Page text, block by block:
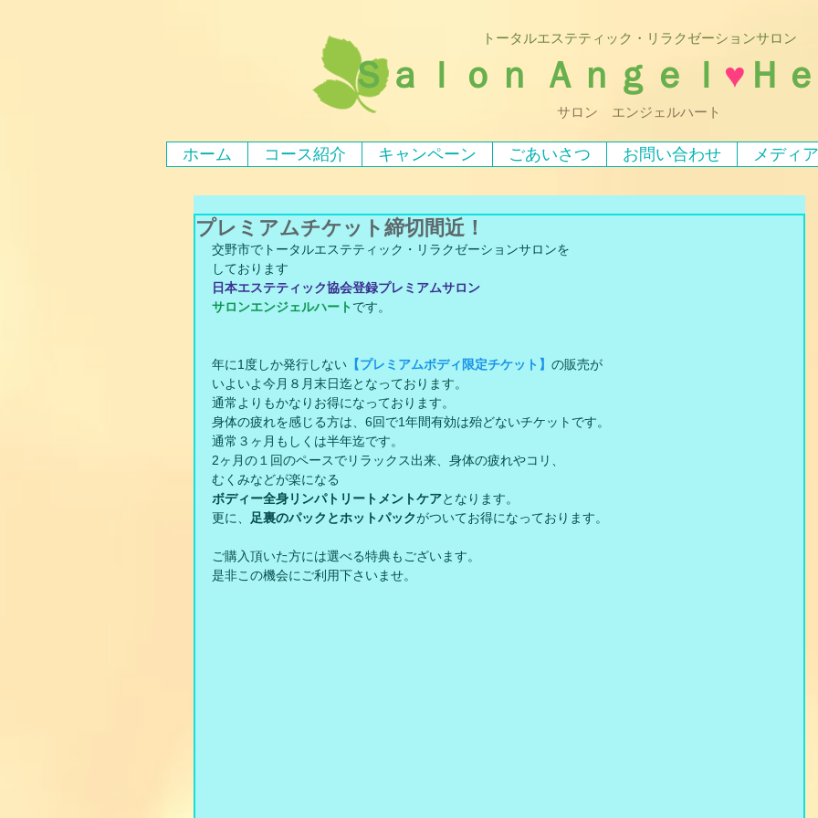
トータルエステティック・リラクゼーションサロン
Ｓａｌｏｎ Ａｎｇｅｌ ♥ Ｈ
サロン エンジェルハート
ホーム コース紹介 キャンペーン ごあいさつ お問い合わせ メディ
プレミアムチケット締切間近！
交野市でトータルエステティック・リラクゼーションサロンを
しております
日本エステティック協会登録プレミアムサロン
サロンエンジェルハート です。
年に1度しか発行しない 【プレミアムボディ限定チケット】 の販売が
いよいよ今月８月末日迄となっております。
通常よりもかなりお得になっております。
身体の疲れを感じる方は、6回で1年間有効は殆どないチケットです。
通常３ヶ月もしくは半年迄です。
2ヶ月の１回のペースでリラックス出来、身体の疲れやコリ、
むくみなどが楽になる
ボディー全身リンパトリートメントケアとなります。
更に、
足裏のパックとホットパックがついてお得になっております。
ご購入頂いた方には選べる特典もございます。
是非この機会にご利用下さいませ。